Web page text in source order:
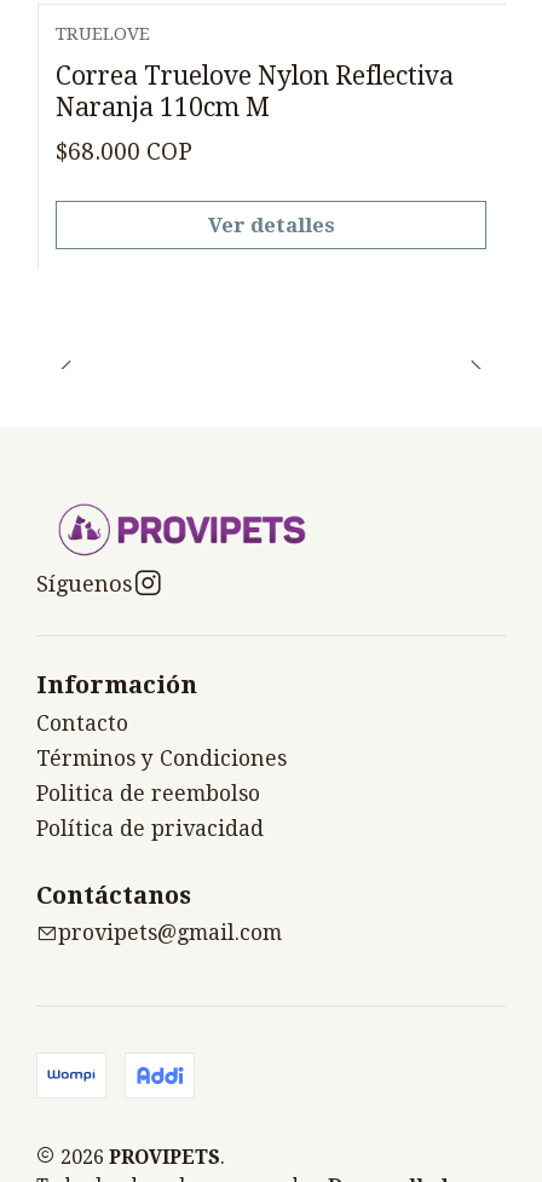
TRUELOVE
Correa Truelove Nylon Reflectiva
Naranja 110cm M
$68.000 COP
Ver detalles
Síguenos
Información
Contacto
Términos y Condiciones
Politica de reembolso
Política de privacidad
Contáctanos
provipets@gmail.com
2026 PROVIPETS.